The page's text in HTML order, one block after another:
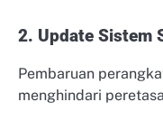
2. Update Sistem
Pembaruan
menghindari